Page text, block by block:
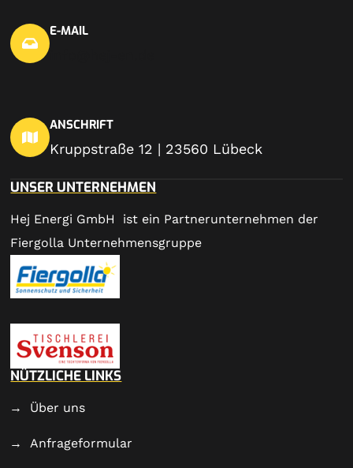
E-MAIL
ANSCHRIFT
Kruppstraße 12 | 23560 Lübeck
UNSER UNTERNEHMEN
Hej Energi GmbH ist ein Partnerunternehmen der
Fiergolla Unternehmensgruppe
NÜTZLICHE LINKS
Über uns
Anfrageformular